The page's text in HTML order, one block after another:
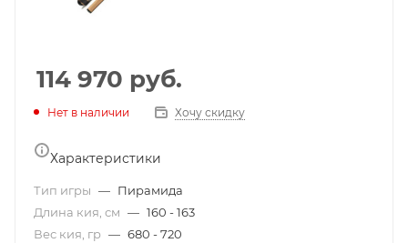
114 970 руб.
Нет в наличии Хочу скидку
Характеристики
Тип игры — Пирамида
Длина кия, см — 160 - 163
Вес кия, гр — 680 - 720